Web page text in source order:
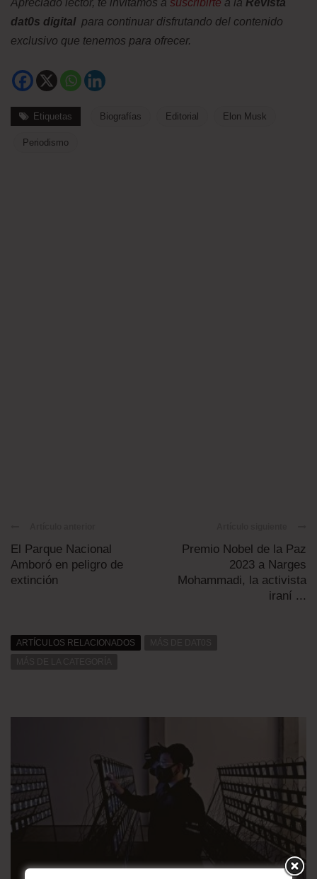
dat0s digitalpara continuar disfrutando del contenido
exclusivo que tenemos para ofrecer.
Etiquetas Biografías Editorial Elon Musk
Periodismo
El Parque Nacional
Amboró en peligro de
extinción
Premio Nobel de la Paz
2023 a Narges
Mohammadi, la activista
iraní ...
ARTÍCULOS RELACIONADOS